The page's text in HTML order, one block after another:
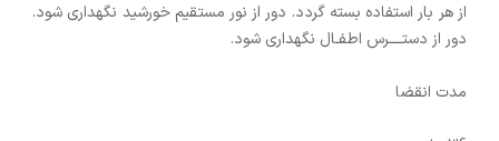
از هر بار استفاده بسته گردد. دور از نور مستقیم خورشید نگهداری شود.
دور از دستــــرس اطفـال نگهداری شود.
مدت انقضا